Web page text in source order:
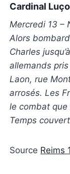
Cardinal
Mercredi 13 –
Alors
Charles
allemands
Laon, rue
arrosés. Les
le combat que
Temps
Source Reims